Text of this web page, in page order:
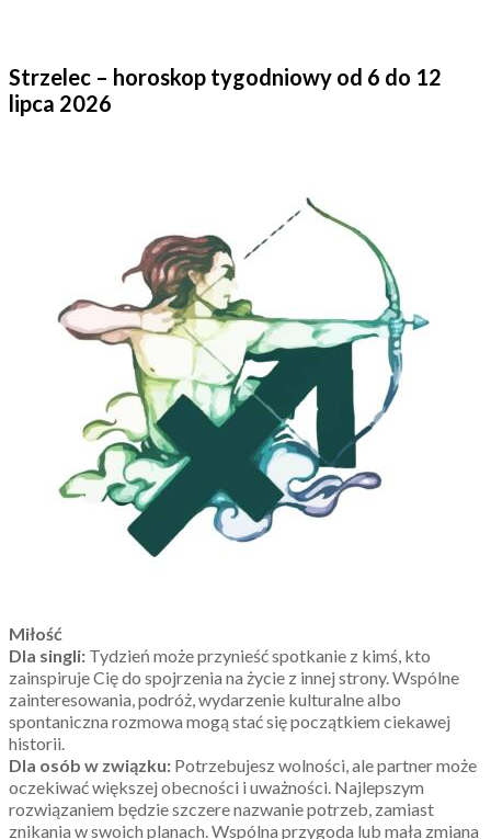
Strzelec – horoskop tygodniowy od 6 do 12
lipca 2026
Miłość
Dla singli: Tydzień może przynieść spotkanie z kimś, kto
zainspiruje Cię do spojrzenia na życie z innej strony. Wspólne
zainteresowania, podróż, wydarzenie kulturalne albo
spontaniczna rozmowa mogą stać się początkiem ciekawej
historii.
Dla osób w związku: Potrzebujesz wolności, ale partner może
oczekiwać większej obecności i uważności. Najlepszym
rozwiązaniem będzie szczere nazwanie potrzeb, zamiast
znikania w swoich planach. Wspólna przygoda lub mała zmiana